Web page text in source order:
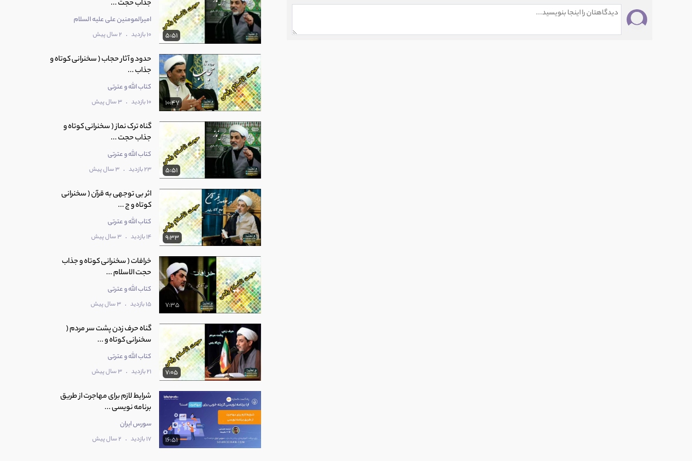
5:51
جذاب حجت ...
امیرالمومنین علی عليه السلام
10 بازدید . 2 سال پیش
10:47
حدود و آثار حجاب ( سخنرانی کوتاه و
جذاب ...
کتاب الله و عترتی
10 بازدید . 3 سال پیش
5:51
گناه ترک نماز ( سخنرانی کوتاه و
جذاب حجت ...
کتاب الله و عترتی
23 بازدید . 3 سال پیش
9:33
اثر بی توجهی به قرآن ( سخنرانی
کوتاه و ج ...
کتاب الله و عترتی
14 بازدید . 3 سال پیش
7:35
خرافات ( سخنرانی کوتاه و جذاب
حجت الاسلام ...
کتاب الله و عترتی
15 بازدید . 3 سال پیش
7:05
گناه حرف زدن پشت سر مردم (
سخنرانی کوتاه و ...
کتاب الله و عترتی
21 بازدید . 3 سال پیش
16:51
شرایط لازم برای مهاجرت از طریق
برنامه نویسی ...
سورس ایران
17 بازدید . 2 سال پیش